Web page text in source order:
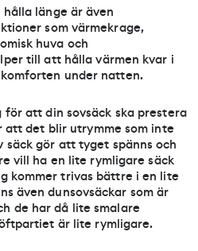
hålla länge är även
som värmekrage,
huva och
till att hålla värmen kvar i
under natten.
att din sovsäck ska prestera
att det blir utrymme som inte
säck gör att tyget spänns och
vill ha en lite rymligare säck
kommer trivas bättre i en lite
även dunsovsäckar som är
de har då lite smalare
är lite rymligare.